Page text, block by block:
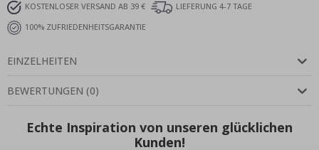
KOSTENLOSER VERSAND AB 39 €
LIEFERUNG 4-7 TAGE
100% ZUFRIEDENHEITSGARANTIE
EINZELHEITEN
BEWERTUNGEN (0)
Echte Inspiration von unseren glücklichen
Kunden!